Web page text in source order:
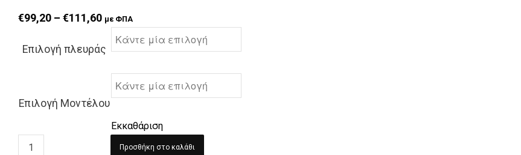
€99,20 – €111,60 με ΦΠΑ
Επιλογή πλευράς
Επιλογή Μοντέλου
Εκκαθάριση
Προσθήκη στο καλάθι